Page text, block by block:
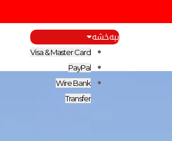
ببەخشە
Visa & Master Card
PayPal
Wire Bank
Transfer